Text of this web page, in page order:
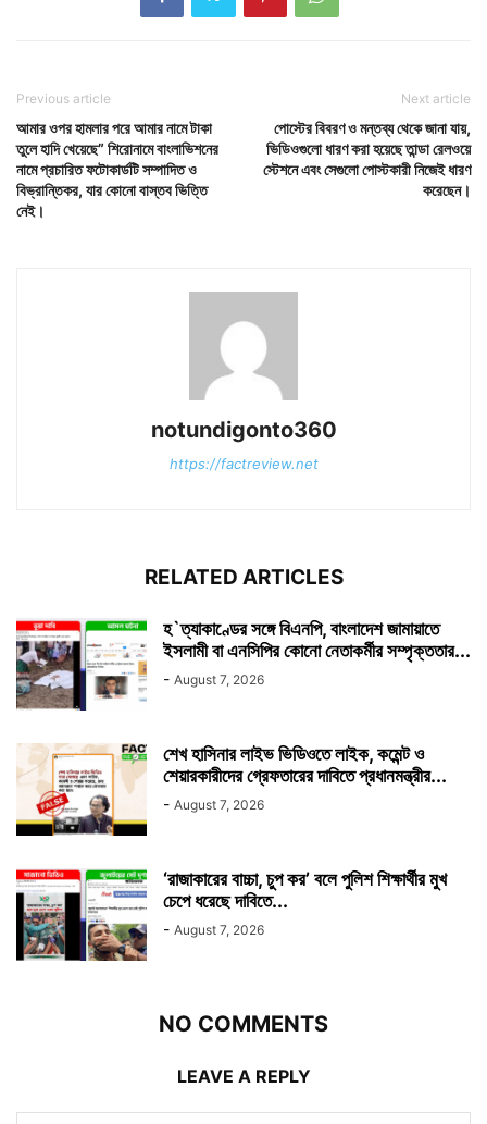
Previous article
আমার ওপর হামলার পরে আমার নামে টাকা
তুলে হাদি খেয়েছে” শিরোনামে বাংলাভিশনের
নামে প্রচারিত ফটোকার্ডটি সম্পাদিত ও
বিভ্রান্তিকর, যার কোনো বাস্তব ভিত্তি
নেই।
Next article
পোস্টের বিবরণ ও মন্তব্য থেকে জানা যায়,
ভিডিওগুলো ধারণ করা হয়েছে তান্ডা রেলওয়ে
স্টেশনে এবং সেগুলো পোস্টকারী নিজেই ধারণ
করেছেন।
notundigonto360
https://factreview.net
RELATED ARTICLES
হ`ত্যাকাণ্ডের সঙ্গে বিএনপি, বাংলাদেশ জামায়াতে
ইসলামী বা এনসিপির কোনো নেতাকর্মীর সম্পৃক্ততার...
- August 7, 2026
শেখ হাসিনার লাইভ ভিডিওতে লাইক, কমেন্ট ও
শেয়ারকারীদের গ্রেফতারের দাবিতে প্রধানমন্ত্রীর...
- August 7, 2026
‘রাজাকারের বাচ্চা, চুপ কর’ বলে পুলিশ শিক্ষার্থীর মুখ
চেপে ধরেছে দাবিতে...
- August 7, 2026
NO COMMENTS
LEAVE A REPLY